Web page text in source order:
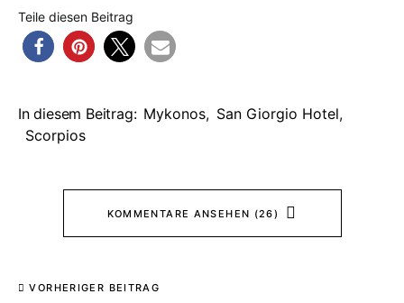
Teile diesen Beitrag
In diesem Beitrag: Mykonos, San Giorgio Hotel,
Scorpios
KOMMENTARE ANSEHEN (26)
VORHERIGER BEITRAG